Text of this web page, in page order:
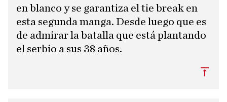
en blanco y se garantiza el tie break en
esta segunda manga. Desde luego que es
de admirar la batalla que está plantando
el serbio a sus 38 años.